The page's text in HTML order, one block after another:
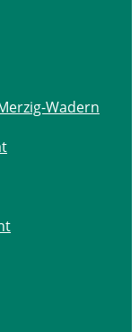
Wadern